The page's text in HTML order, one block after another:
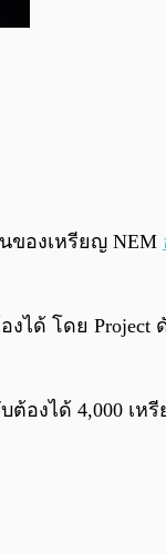
ของเหรียญ NEM
ได้ โดย
องได้ 4,000 เ